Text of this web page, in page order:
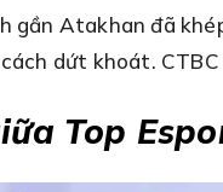
gần Atakhan đã
dứt khoát.
Top